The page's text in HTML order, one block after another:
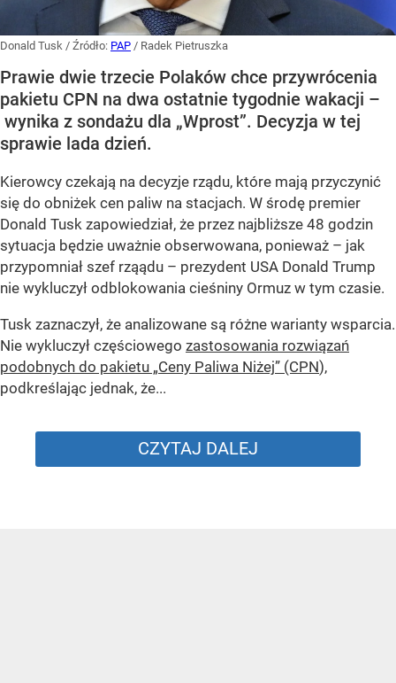
Donald Tusk / Źródło: PAP / Radek Pietruszka
Prawie dwie trzecie Polaków chce przywrócenia
pakietu CPN na dwa ostatnie tygodnie wakacji –
wynika z sondażu dla „Wprost”. Decyzja w tej
sprawie lada dzień.
Kierowcy czekają na decyzje rządu, które mają przyczynić
się do obniżek cen paliw na stacjach. W środę premier
Donald Tusk zapowiedział, że przez najbliższe 48 godzin
sytuacja będzie uważnie obserwowana, ponieważ – jak
przypomniał szef rząądu – prezydent USA Donald Trump
nie wykluczył odblokowania cieśniny Ormuz w tym czasie.
Tusk zaznaczył, że analizowane są różne warianty wsparcia.
Nie wykluczył częściowego zastosowania rozwiązań
podobnych do pakietu „Ceny Paliwa Niżej” (CPN),
podkreślając jednak, że...
CZYTAJ DALEJ